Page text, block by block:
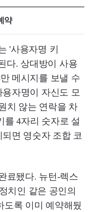
약
'사용자명 키
다. 상대방이 사용
메시지를 보낼 수
자명이 자신도 모
치 않는 연락을 차
를 4자리 숫자로 설
면 영숫자 조합 코
료됐다. 뉴턴-렉스
치인 같은 공인의
도록 이미 예약해뒀